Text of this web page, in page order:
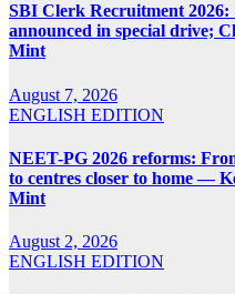
SBI Clerk Recruitment 2026:
announced in special drive;
Mint
August 7, 2026
ENGLISH EDITION
NEET-PG 2026 reforms:
to centres closer to home —
Mint
August 2, 2026
ENGLISH EDITION